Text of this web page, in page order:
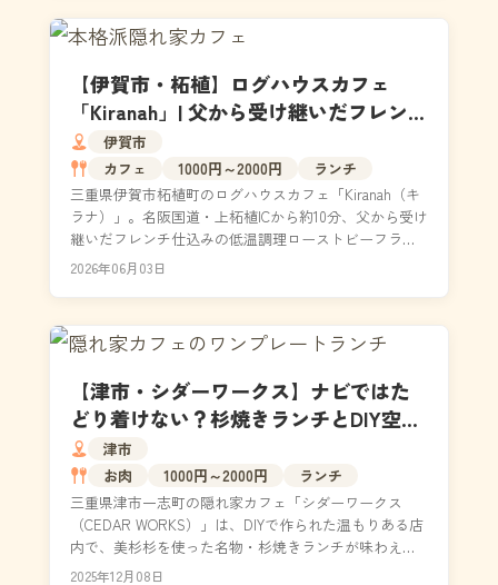
【伊賀市・柘植】ログハウスカフェ
「Kiranah」| 父から受け継いだフレンチ
技術と 名阪ドライブで出会う絶景ラン
チ
伊賀市
カフェ
1000円～2000円
ランチ
三重県伊賀市柘植町のログハウスカフェ「Kiranah（キ
ラナ）」。名阪国道・上柘植ICから約10分、父から受け
継いだフレンチ仕込みの低温調理ローストビーフラン
チが味わえる隠れ家カフェです。霊山を望む絶...
2026年06月03日
【津市・シダーワークス】ナビではた
どり着けない？杉焼きランチとDIY空間
に惚れる隠れ家カフェ
津市
お肉
1000円～2000円
ランチ
三重県津市一志町の隠れ家カフェ「シダーワークス
（CEDAR WORKS）」は、DIYで作られた温もりある店
内で、美杉杉を使った名物・杉焼きランチが味わえる
注目スポット。ナビでも迷う秘密基地のような空間...
2025年12月08日